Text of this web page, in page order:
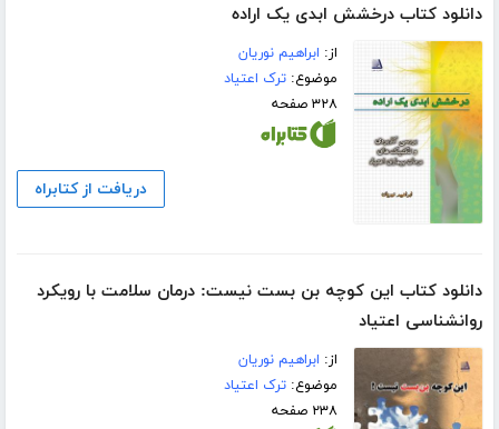
دانلود کتاب درخشش ابدی یک اراده
از: ابراهیم نوریان
موضوع:ترک اعتیاد
۳۲۸ صفحه
دریافت از کتابراه
دانلود کتاب این کوچه بن بست نیست: درمان سلامت با رویکرد
روانشناسی اعتیاد
از: ابراهیم نوریان
موضوع:ترک اعتیاد
۲۳۸ صفحه